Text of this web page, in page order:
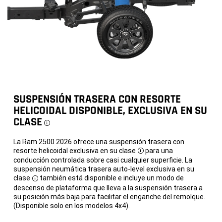
Capacidad
de
carga
integrado
de
fábrica
disponible
y
en
su
clase
17
pulgadas
con
Amortiguadores
Bilstein®
monotubo
presurizados
de
gas
Diferencial
trasero
con
bloqueo
•
Diferencial
delantero
electrónico
con
bloqueo
exclusivo
SUSPENSIÓN TRASERA CON RESORTE
HELICOIDAL DISPONIBLE, EXCLUSIVA EN SU
CLASE Disclosure
La Ram 2500 2026 ofrece una suspensión trasera con
resorte helicoidal exclusiva en su clase
Disclosure
para una
conducción controlada sobre casi cualquier superficie. La
suspensión neumática trasera auto-level exclusiva en su
clase
Disclosure
también está disponible e incluye un modo de
descenso de plataforma que lleva a la suspensión trasera a
su posición más baja para facilitar el enganche del remolque.
(Disponible solo en los modelos 4x4).